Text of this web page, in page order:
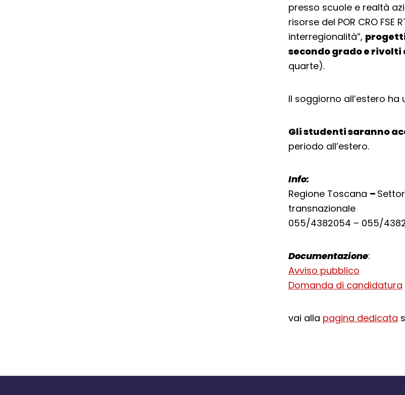
presso scuole e realtà
risorse del POR CRO FSE
interregionalità”,
secondo grado e
quarte).
Il soggiorno all’estero ha
Gli studenti saranno
periodo all’estero.
Info:
Regione Toscana –
transnazionale
055/4382054 – 055/
Documentazione:
Avviso pubblico
Domanda di candidatura
vai alla pagina dedicata